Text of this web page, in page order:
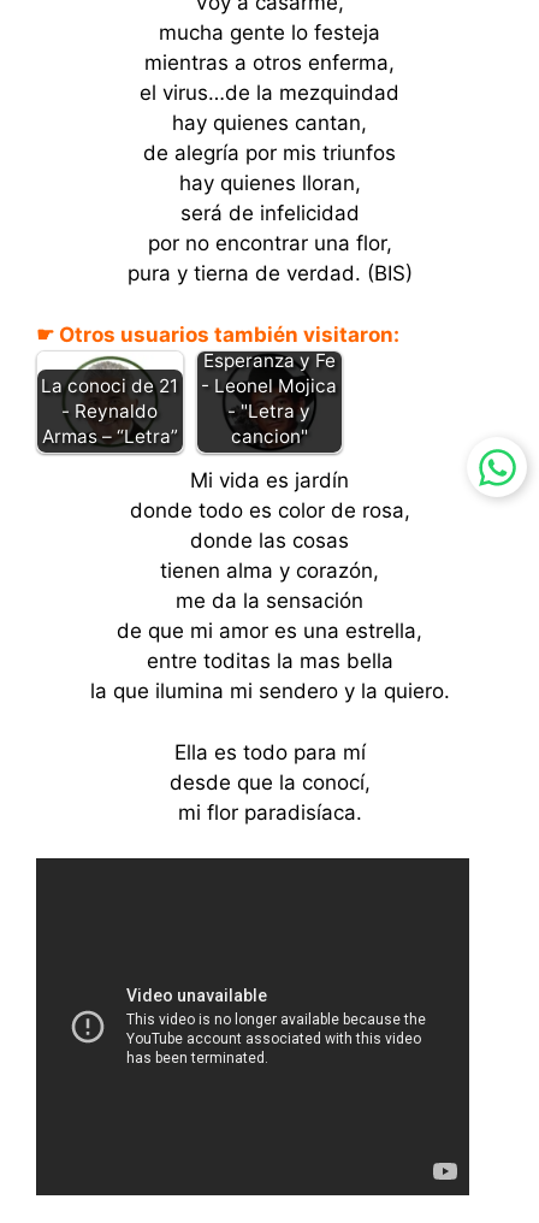
mucha gente lo festeja
mientras a otros enferma,
el virus…de la mezquindad
hay quienes cantan,
de alegría por mis triunfos
hay quienes lloran,
será de infelicidad
por no encontrar una flor,
pura y tierna de verdad. (BIS)
☛ Otros usuarios también visitaron:
La conoci de 21
- Reynaldo
Armas – “Letra”
Esperanza y Fe
- Leonel Mojica
- "Letra y
cancion"
Mi vida es jardín
donde todo es color de rosa,
donde las cosas
tienen alma y corazón,
me da la sensación
de que mi amor es una estrella,
entre toditas la mas bella
la que ilumina mi sendero y la quiero.
Ella es todo para mí
desde que la conocí,
mi flor paradisíaca.